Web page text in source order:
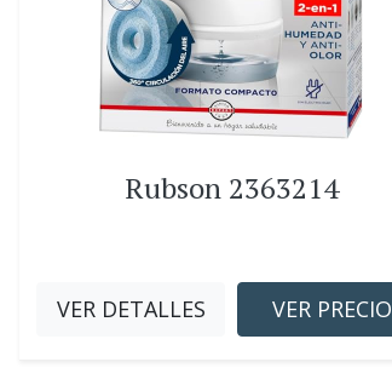
Rubson 2363214
VER DETALLES VER PRECIO